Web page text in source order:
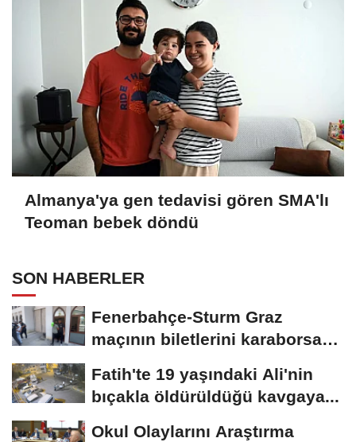
Almanya'ya gen tedavisi gören SMA'lı
Teoman bebek döndü
SON HABERLER
Fenerbahçe-Sturm Graz
maçının biletlerini karaborsada
Fatih'te 19 yaşındaki Ali'nin
bıçakla öldürüldüğü kavgaya...
Okul Olaylarını Araştırma